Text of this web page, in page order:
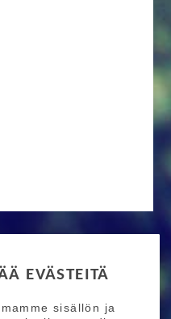
EVÄSTEITÄ
sisällön ja